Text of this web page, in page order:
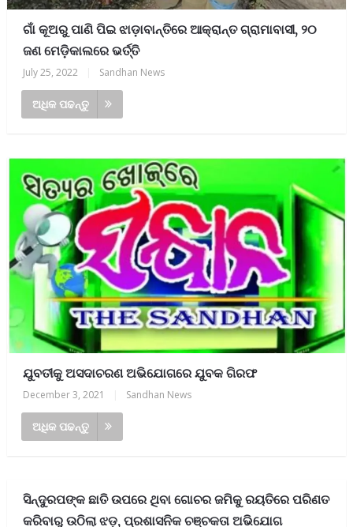
ଗାଁ କୂଅରୁ ପାଣି ପିଇ ଝାଡ଼ାବାନ୍ତିରେ ଆକ୍ରାନ୍ତ ଗ୍ରାମାବାସୀ, ୨୦
ଜଣ ମେଡ଼ିକାଲରେ ଭର୍ତ୍ତି
July 25, 2022 Sandhan News
ଅଧିକ ପଢନ୍ତୁ
ଯୁବତୀକୁ ଅସଦାଚରଣ ଅଭିଯୋଗରେ ଯୁବକ ଗିରଫ
December 3, 2021 Sandhan News
ଅଧିକ ପଢନ୍ତୁ
ସିନ୍ଦୁରପଙ୍କ ଛାତି ଉପରେ ଥିବା ଗୋଚର ଜମିକୁ ରୟତିରେ ପରିଣତ
କରିବାରୁ ଉଠିଲା ଝଡ଼, ପ୍ରଶାସନିକ ଚଞ୍ଚକତା ଅଭିଯୋଗ